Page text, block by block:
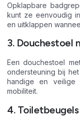
Opklapbare
kunt ze eenvoudig
en uitklappen
3. Douchestoel
Een douchestoel
ondersteuning bij
handige en veilige
mobiliteit.
4. Toiletbeugels